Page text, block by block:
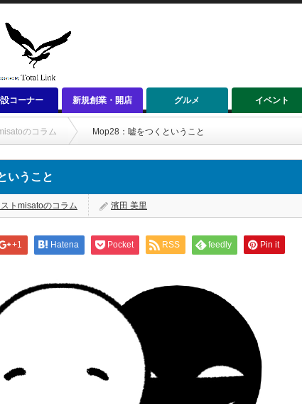
コーナー 新規創業・開店 グルメ イベント
のコラム Mop28：嘘をつくということ
いうこと
トmisatoのコラム 濱田 美里
+1 Hatena Pocket RSS feedly Pin it